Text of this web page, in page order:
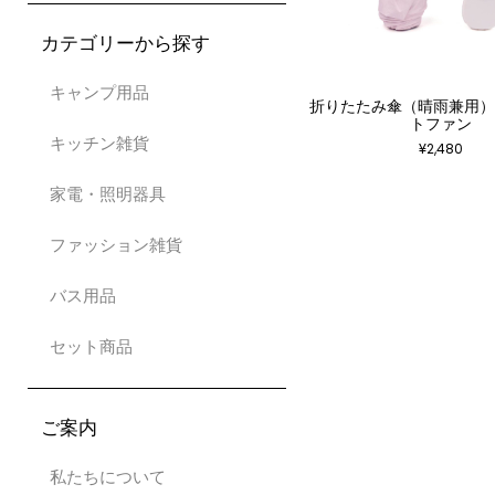
カテゴリーから探す
キャンプ用品
キッチン雑貨
家電・照明器具
ファッション雑貨
バス用品
セット商品
ご案内
私たちについて
折りたたみ傘（晴雨兼用
トファン
¥2,480